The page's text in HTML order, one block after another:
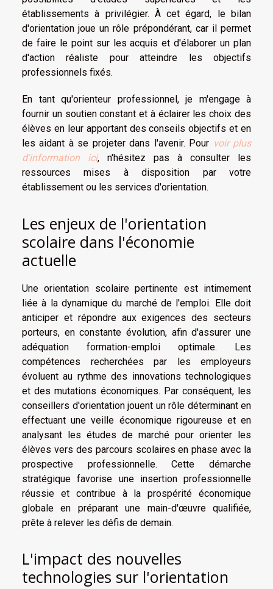
établissements à privilégier. À cet égard, le bilan
d'orientation joue un rôle prépondérant, car il permet
de faire le point sur les acquis et d'élaborer un plan
d'action réaliste pour atteindre les objectifs
professionnels fixés.
En tant qu'orienteur professionnel, je m'engage à
fournir un soutien constant et à éclairer les choix des
élèves en leur apportant des conseils objectifs et en
les aidant à se projeter dans l'avenir. Pour voir plus
d'information ici, n'hésitez pas à consulter les
ressources mises à disposition par votre
établissement ou les services d'orientation.
Les enjeux de l'orientation
scolaire dans l'économie
actuelle
Une orientation scolaire pertinente est intimement
liée à la dynamique du marché de l'emploi. Elle doit
anticiper et répondre aux exigences des secteurs
porteurs, en constante évolution, afin d'assurer une
adéquation formation-emploi optimale. Les
compétences recherchées par les employeurs
évoluent au rythme des innovations technologiques
et des mutations économiques. Par conséquent, les
conseillers d'orientation jouent un rôle déterminant en
effectuant une veille économique rigoureuse et en
analysant les études de marché pour orienter les
élèves vers des parcours scolaires en phase avec la
prospective professionnelle. Cette démarche
stratégique favorise une insertion professionnelle
réussie et contribue à la prospérité économique
globale en préparant une main-d'œuvre qualifiée,
prête à relever les défis de demain.
L'impact des nouvelles
technologies sur l'orientation